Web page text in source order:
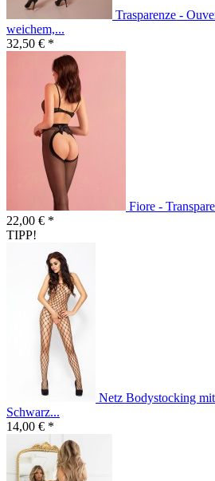
Trasparenze -
weichem,...
32,50 € *
Fiore -
22,00 € *
TIPP!
Netz Bodystocking
Schwarz...
14,00 € *